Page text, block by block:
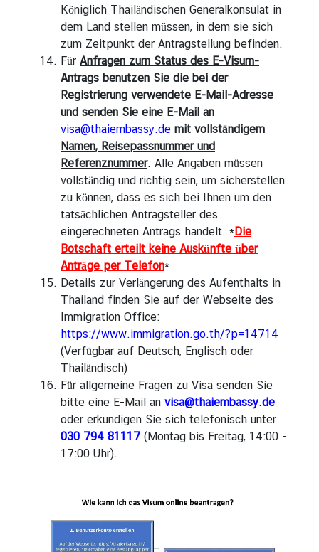
Königlich Thailändischen Generalkonsulat in
dem Land stellen müssen, in dem sie sich
zum Zeitpunkt der Antragstellung befinden.
Für Anfragen zum Status des E-Visum-
Antrags benutzen Sie die bei der
Registrierung verwendete E-Mail-Adresse
und senden Sie eine E-Mail an
visa@thaiembassy.de mit vollständigem
Namen, Reisepassnummer und
Referenznummer. Alle Angaben müssen
vollständig und richtig sein, um sicherstellen
zu können, dass es sich bei Ihnen um den
tatsächlichen Antragsteller des
eingerechneten Antrags handelt. *Die
Botschaft erteilt keine Auskünfte über
Anträge per Telefon*
Details zur Verlängerung des Aufenthalts in
Thailand finden Sie auf der Webseite des
Immigration Office:
https://www.immigration.go.th/?p=14714
(Verfügbar auf Deutsch, Englisch oder
Thailändisch)
Für allgemeine Fragen zu Visa senden Sie
bitte eine E-Mail an visa@thaiembassy.de
oder erkundigen Sie sich telefonisch unter
030 794 81117 (Montag bis Freitag, 14:00 -
17:00 Uhr).